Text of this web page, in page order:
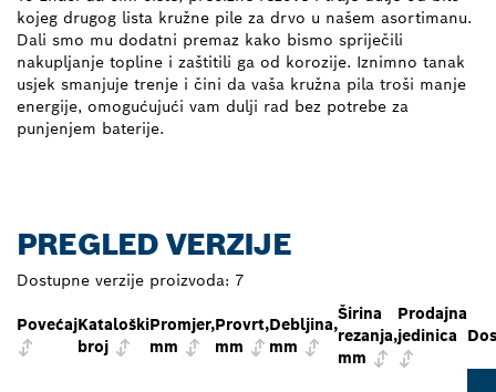
kojeg drugog lista kružne pile za drvo u našem asortimanu.
Dali smo mu dodatni premaz kako bismo spriječili
nakupljanje topline i zaštitili ga od korozije. Iznimno tanak
usjek smanjuje trenje i čini da vaša kružna pila troši manje
energije, omogućujući vam dulji rad bez potrebe za
punjenjem baterije.
PREGLED VERZIJE
Dostupne verzije proizvoda: 7
PovećajKataloški
broj
Promjer,
mm
Provrt,
mm
Debljina,
mm
Širina
rezanja,
mm
Prodajna
jedinica